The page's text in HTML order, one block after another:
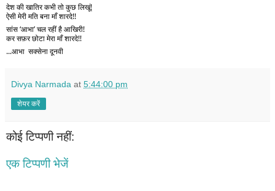
देश की खातिर कभी तो कुछ लिखूं!
ऐसी मेरी मति बना माँ शारदे!!
सांस ‘आभा’ चल रहीं है आखिरी!
कर सफ़र छोटा मेरा माँ शारदे!!
...आभा  सक्सेना दूनवी
Divya Narmada at 5:44:00 pm
शेयर करें
कोई टिप्पणी नहीं:
एक टिप्पणी भेजें